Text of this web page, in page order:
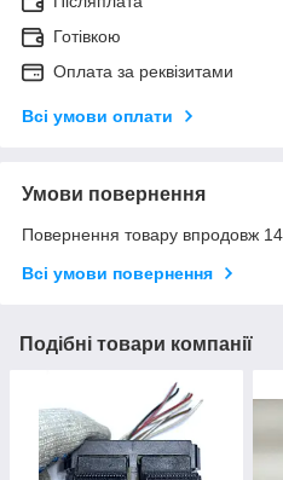
Готівкою
Оплата за реквізитами
Всі умови оплати
Умови повернення
Повернення товару впродовж
Всі умови повернення
Подібні товари компанії